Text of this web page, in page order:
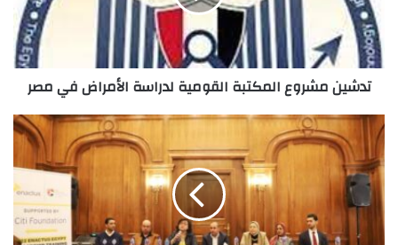
الأمراض
في
مصر
تدشين مشروع المكتبة القومية لدراسة الأمراض في مصر
إطلاق
النسخة
السنوية
الثانية
من
برنامج
ريادة